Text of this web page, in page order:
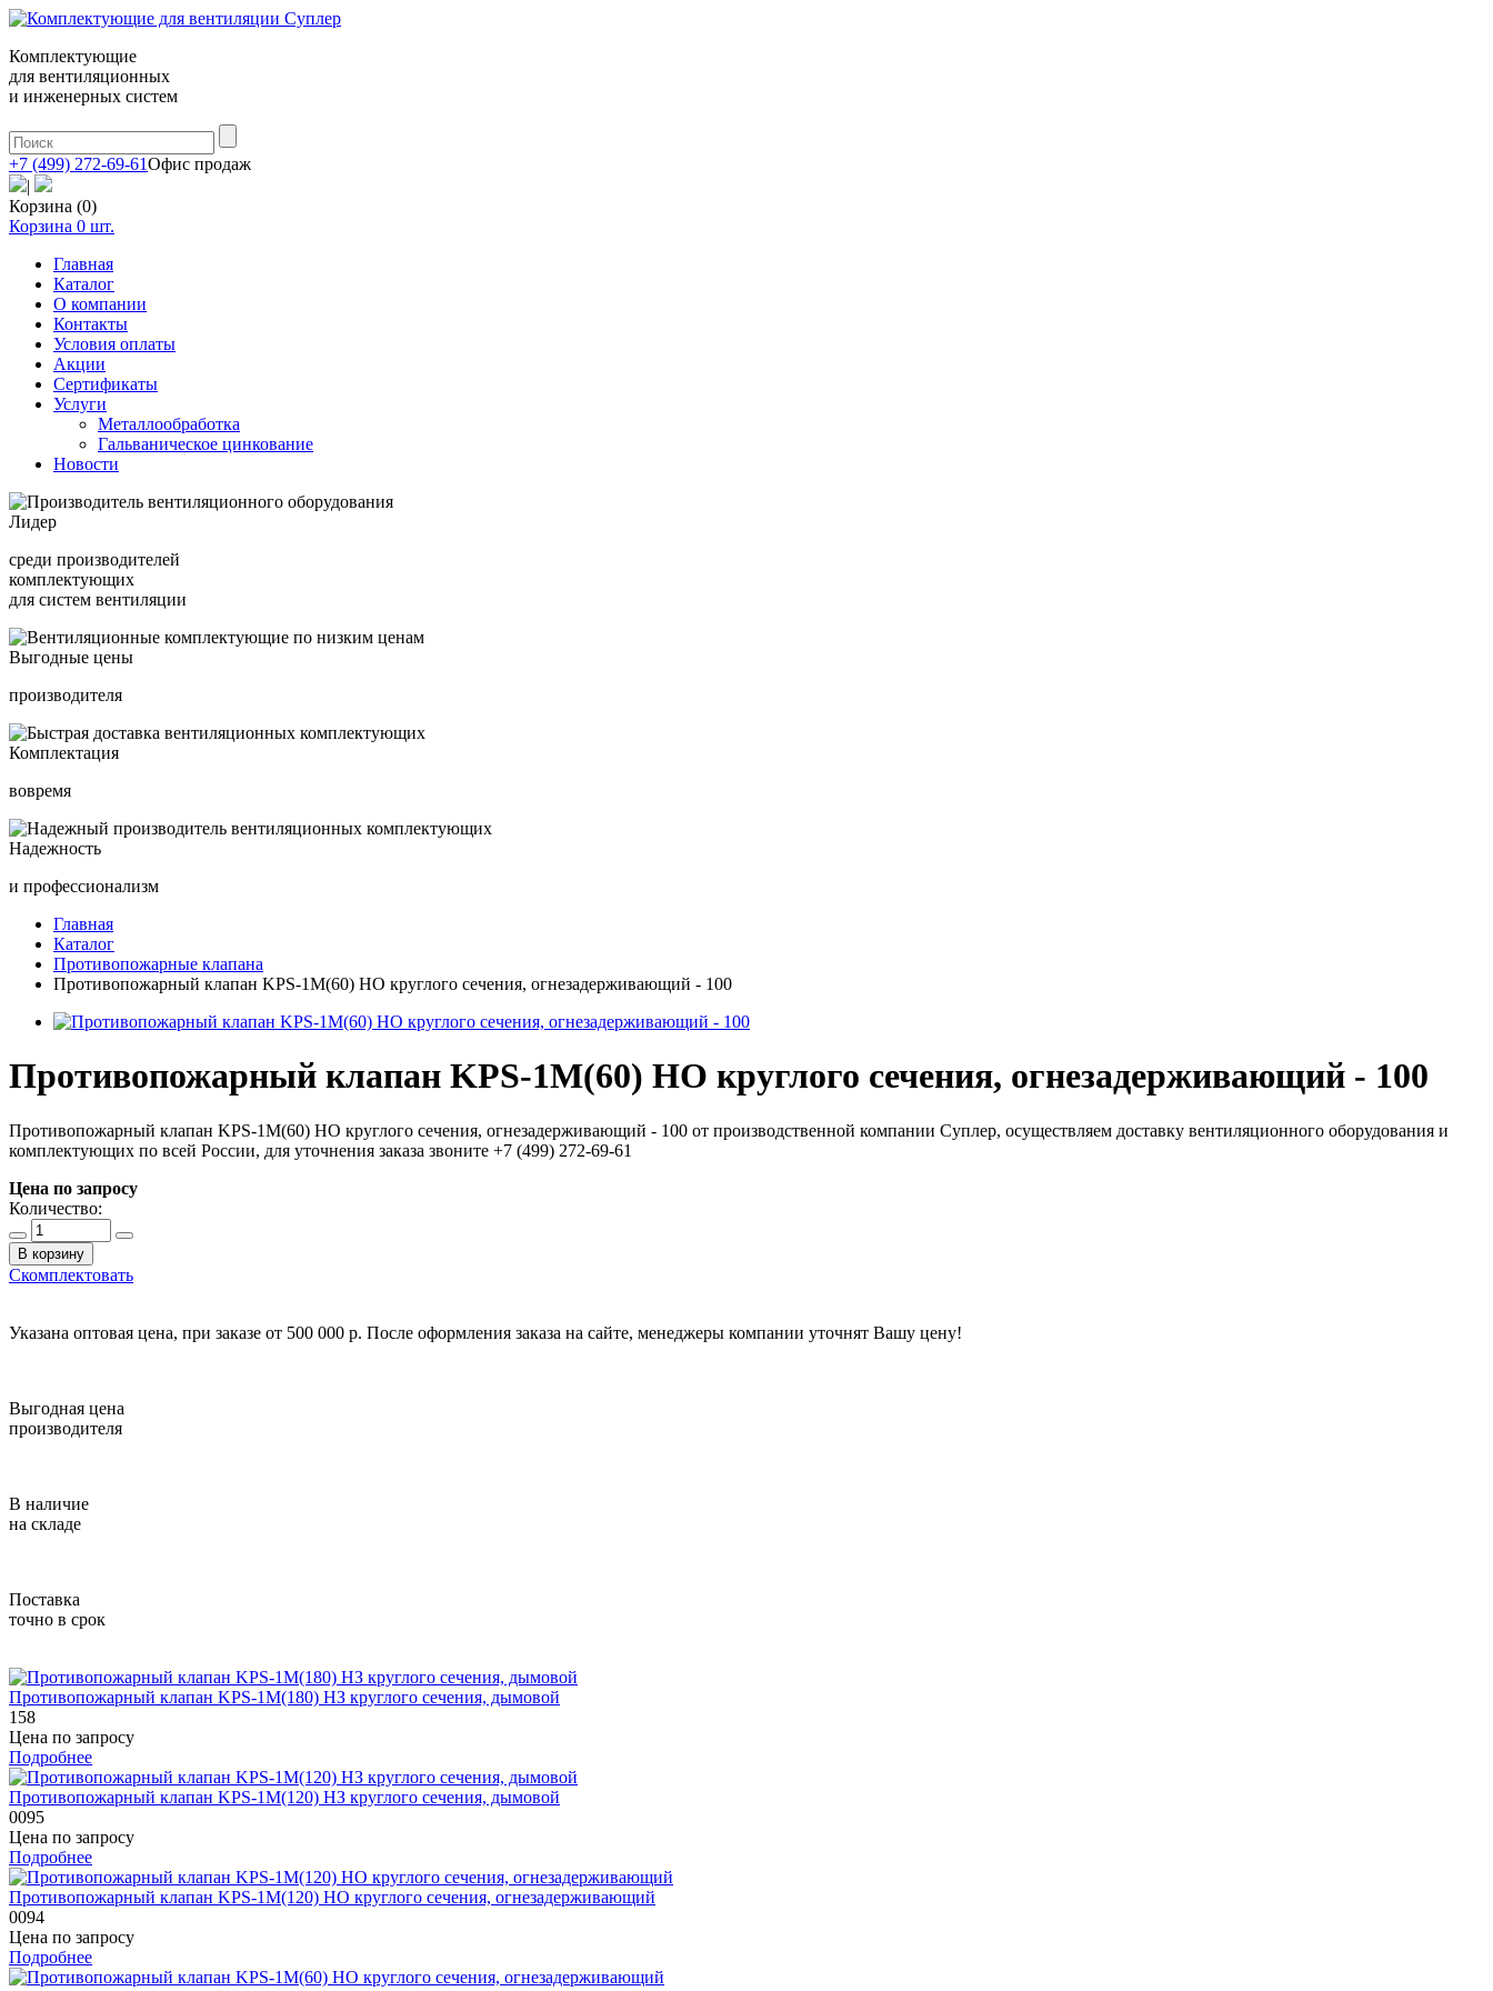
Комплектующие
для вентиляционных
и инженерных систем
+7 (499) 272-69-61Офис продаж
|
Корзина (0)
Корзина 0 шт.
Главная
Каталог
О компании
Контакты
Условия оплаты
Акции
Сертификаты
Услуги
Металлообработка
Гальваническое цинкование
Новости
Лидер
среди производителей
комплектующих
для систем вентиляции
Выгодные цены
производителя
Комплектация
вовремя
Надежность
и профессионализм
Главная
Каталог
Противопожарные клапана
Противопожарный клапан KPS-1M(60) HO круглого сечения, огнезадерживающий - 100
Противопожарный клапан KPS-1M(60) HO круглого сечения, огнезадерживающий - 100
Противопожарный клапан KPS-1M(60) HO круглого сечения, огнезадерживающий - 100 от производственной компании Суплер, осуществляем доставку вентиляционного оборудования и
комплектующих по всей России, для уточнения заказа звоните +7 (499) 272-69-61
Цена по запросу
Количество:
В корзину
Скомплектовать
Указана оптовая цена, при заказе от 500 000 р. После оформления заказа на сайте, менеджеры компании уточнят Вашу цену!
Выгодная цена
производителя
В наличие
на складе
Поставка
точно в срок
Противопожарный клапан KPS-1M(180) HЗ круглого сечения, дымовой
158
Цена по запросу
Подробнее
Противопожарный клапан KPS-1M(120) HЗ круглого сечения, дымовой
0095
Цена по запросу
Подробнее
Противопожарный клапан KPS-1M(120) HO круглого сечения, огнезадерживающий
0094
Цена по запросу
Подробнее